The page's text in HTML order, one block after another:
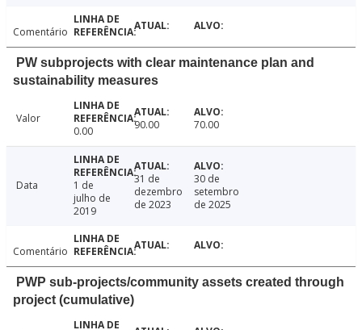
Comentário
PW subprojects with clear maintenance plan and
sustainability measures
Valor
0.00
90.00 70.00
Data
1 de
julho de
2019
31 de
dezembro
de 2023
30 de
setembro
de 2025
Comentário
PWP sub-projects/community assets created through
project (cumulative)